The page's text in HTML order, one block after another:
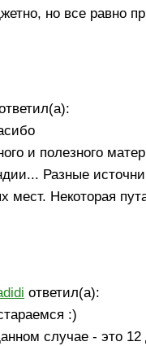
но все равно
и полезного
Разные
Некоторая
ответил(а):
:)
случае - это